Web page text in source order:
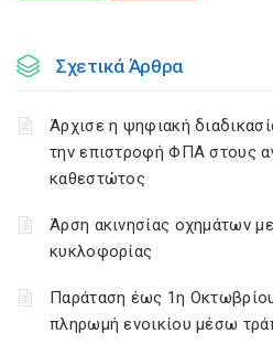
Σχετικά Άρθρα
Άρχισε η ψηφιακή
την επιστροφή ΦΠΑ στους
καθεστώτος
Άρση ακινησίας οχημάτων
κυκλοφορίας
Παράταση έως 1η
πληρωμή ενοικίου μέσω